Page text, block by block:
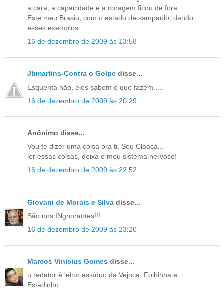
a cara, a capacidade e a coragem ficou de fora....
Este meu Brasiu, com o estado de sampaulo, dando
esses exemplos...
16 de dezembro de 2009 às 13:58
Jbmartins-Contra o Golpe disse...
Esquenta não, eles sabem o que fazem.....
16 de dezembro de 2009 às 20:29
Anônimo disse...
Vou te dizer uma coisa pra ti, Seu Cloaca...
ler essas coisas, deixa o meu sistema nervoso!
16 de dezembro de 2009 às 22:52
Giovani de Morais e Silva disse...
São uns INgnorantes!!!
16 de dezembro de 2009 às 23:20
Marcos Vinicius Gomes disse...
o redator é leitor assíduo da Vejoca, Folhinha e
Estadinho.